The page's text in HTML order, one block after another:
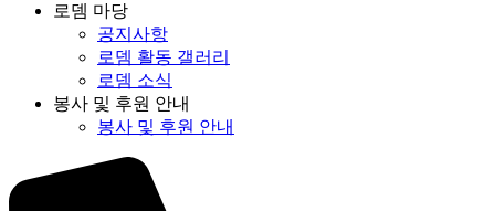
로뎀 마당
공지사항
로뎀 활동 갤러리
로뎀 소식
봉사 및 후원 안내
봉사 및 후원 안내